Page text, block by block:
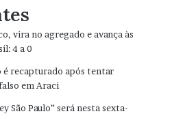
vira no agregado e avança às
4 a 0
recapturado após tentar
em Araci
São Paulo” será nesta sexta-